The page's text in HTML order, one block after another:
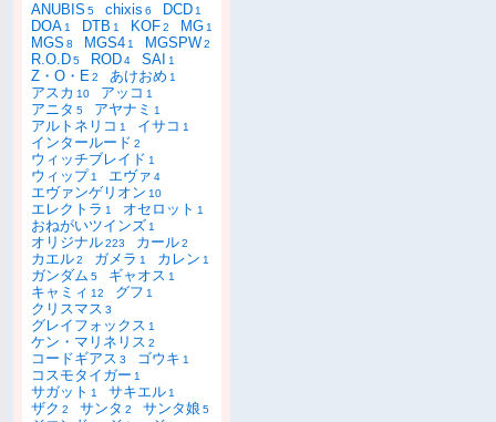
ANUBIS 5 chixis 6 DCD 1
DOA 1 DTB 1 KOF2 MG 1
MGS 8 MGS4 1 MGSPW2
R.O.D5 ROD4 SAI 1
Z・O・E2 あけおめ 1
アスカ 10 アッコ 1
アニタ 5 アヤナミ 1
アルトネリコ 1 イサコ 1
インタールード 2
ウィッチブレイド 1
ウィップ 1 エヴァ 4
エヴァンゲリオン 10
エレクトラ 1 オセロット 1
おねがいツインズ 1
オリジナル223 カール2
カエル2 ガメラ 1 カレン 1
ガンダム 5 ギャオス 1
キャミィ 12 グフ 1
クリスマス 3
グレイフォックス 1
ケン・マリネリス 2
コードギアス 3 ゴウキ 1
コスモタイガー 1
サガット 1 サキエル 1
ザク 2 サンタ 2 サンタ娘 5